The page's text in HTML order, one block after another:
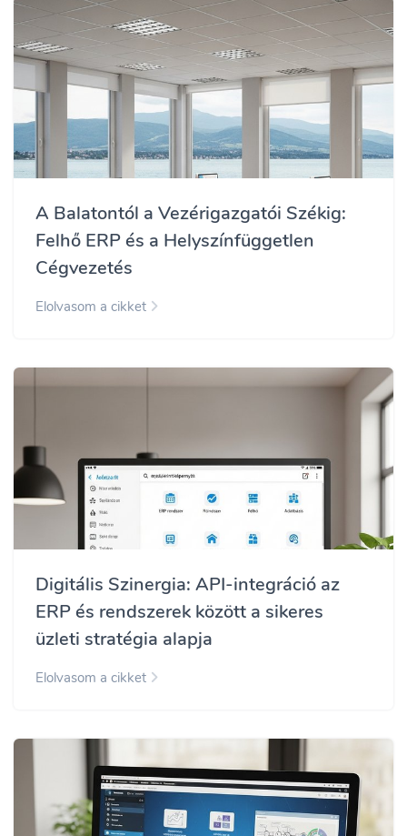
A Balatontól a Vezérigazgatói Székig:
Felhő ERP és a Helyszínfüggetlen
Cégvezetés
Elolvasom a cikket
Digitális Szinergia: API-integráció az
ERP és rendszerek között a sikeres
üzleti stratégia alapja
Elolvasom a cikket